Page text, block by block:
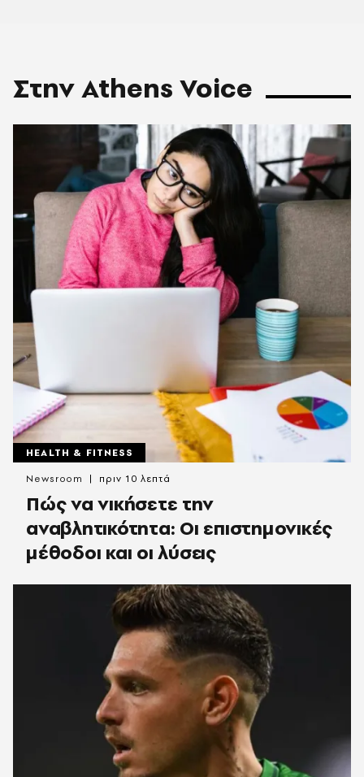
Στην Athens Voice
HEALTH & FITNESS
Πώς να νικήσετε την
αναβλητικότητα: Οι επιστημονικές
μέθοδοι και οι λύσεις
Newsroom πριν 10 λεπτά